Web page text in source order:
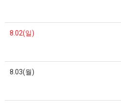
8.02(일)
8.03(월)